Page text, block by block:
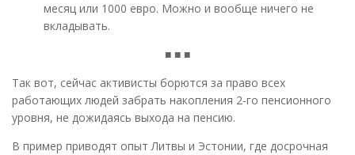
месяц или 1000 евро. Можно и вообще ничего не
вкладывать.
■ ■ ■
Так вот, сейчас активисты борются за право всех
работающих людей забрать накопления 2-го пенсионного
уровня, не дожидаясь выхода на пенсию.
В пример приводят опыт Литвы и Эстонии, где досрочная